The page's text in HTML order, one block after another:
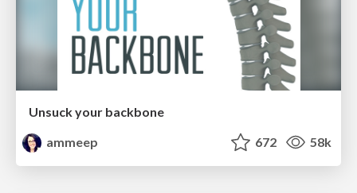
Unsuck your backbone
ammeep
672 58k